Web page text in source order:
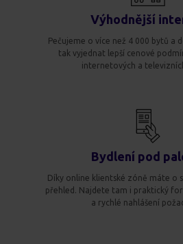
Výhodnější
Pečujeme o více než 4 000 bytů a
tak vyjednat lepší cenové
internetových a
Bydlení pod
Díky online klientské zóně máte o
přehled. Najdete tam i praktický
a rychlé nahlášení